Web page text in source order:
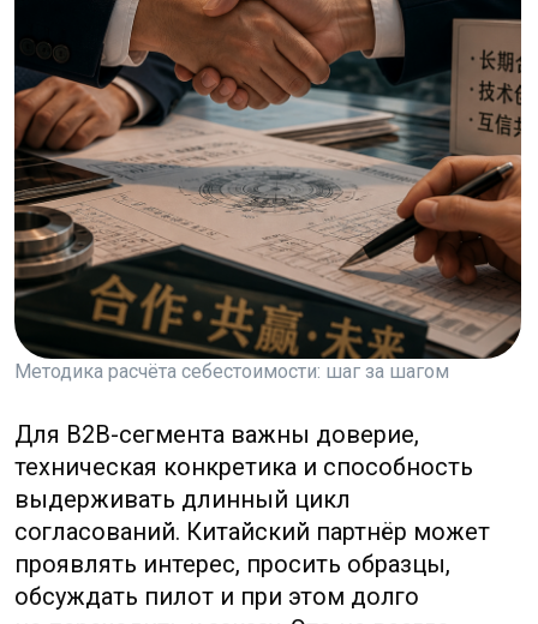
Производство в Китае устроено не как
единая огромная фабрика, а как сеть
региональных кластеров.
В одном городе могут быть сосредоточены
поставщики пластиковых корпусов,
в другом — электроника, в третьем —
текстиль, в четвёртом — упаковка,
в пятом — оборудование для
промышленности. Сила китайской модели
в том, что рядом с конечным
производителем часто находятся
субподрядчики, сырьевые поставщики,
инструментальные цеха, логистические
и экспортные агенты.
Для российских компаний главный сдвиг
последних лет состоит в том, что Китай
стал не только источником простого
товара, но и центром замещения целых
категорий оборудования и комплектующих.